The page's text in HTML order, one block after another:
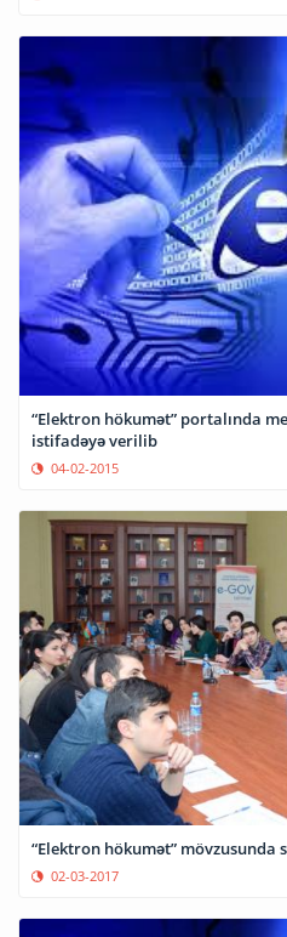
“Elektron hökumət” portalında
istifadəyə verilib
04-02-2015
“Elektron hökumət” mövzusunda
02-03-2017